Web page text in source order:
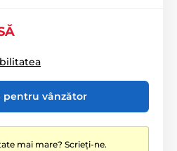
pentru vânzător
mai mare? Scrieți-ne.